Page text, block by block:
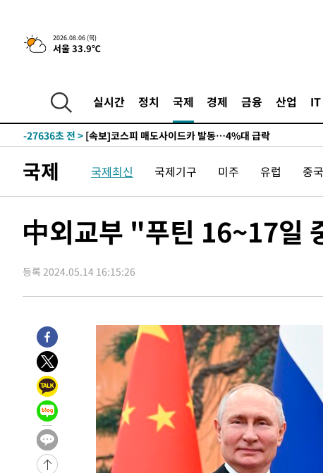
2026.08.06 (목)
서울 33.9℃
실시간 정치 국제 경제 금융 산업
2시간 전 >[속보] "이란-오만, 호르무즈 해협 통행 항로 합의" 이란 외무부
-28456초 전 >
[속보]경찰, '홍명보 선임 논란' 대한축구협회·축구회관
-27843초 전 >
상
-27636초 전 > [속보]코스피 매도사이드카 발동…4%대 급락
-24469초 전 >
서울 열대야 15일째 지속…비공식 '초열대야' 30도 넘어
-23036초 전 >[속보]코스닥, 2.15포인트(0.27%) 내린 797.44 출발
-19466초 전 >6월 경상수지 497.3억 달러…두 달 연속 사상 최대
-16779초 전 >미 워싱턴주 스포캔 시의 통제불능 3개 산불, 방화선 일부 구
-8952초 전 >[속보] 호르무즈 해협 이란-오만 협상 기대속 뉴욕증시 혼조
임 3년 인터뷰
2시간 전 >
[속보] "이란-오만, 호르무즈 해협 통행 항로 합의" 이란 외무
-29759초 전 >
[속보]산업장관 "李정부, 원전 반대 안해…안정 전력 위해
-28456초 전 >
[속보]경찰, '홍명보 선임 논란' 대한축구협회·축구회관 등
-27843초 전 >
[속보]산업장관 "美무역법 제301조 과잉생산 결과 발표 8
-27636초 전 >
[속보]코스피 매도사이드카 발동…4%대 급락
-26908초 전 >
[속보]전남광주 초대 시민추천 부시장에 백승주·윤난실
-24469초 전 >
서울 열대야 15일째 지속…비공식 '초열대야' 30도 넘어
국제 국제최신 국제기구 미주 유럽 중국
中외교부 "푸틴 16~17일
등록 2024.05.14 16:15:26